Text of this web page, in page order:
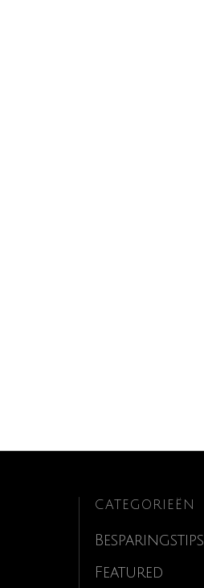
CATEGORIEËN
Besparingstips
Featured